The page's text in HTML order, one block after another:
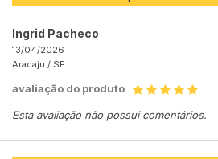
Ingrid Pacheco
13/04/2026
Aracaju / SE
avaliação do produto
Esta avaliação não possui comentários.